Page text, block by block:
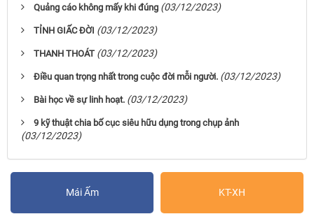
Quảng cáo không mấy khi đúng (03/12/2023)
TỈNH GIẤC ĐỜI (03/12/2023)
THANH THOÁT (03/12/2023)
Điều quan trọng nhất trong cuộc đời mỗi người. (03/12/2023)
Bài học về sự linh hoạt. (03/12/2023)
9 kỹ thuật chia bố cục siêu hữu dụng trong chụp ảnh
(03/12/2023)
Mái Ấm KT-XH